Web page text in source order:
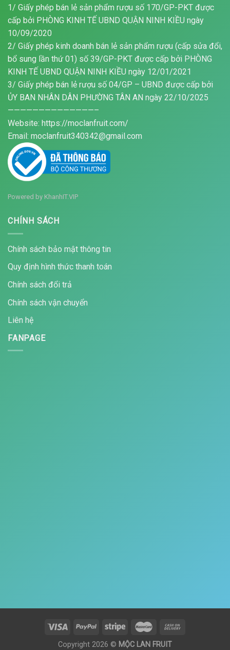
1/ Giấy phép bán lẻ sản phẩm rượu số 170/GP-PKT được
cấp bởi PHÒNG KINH TẾ UBND QUẬN NINH KIỀU ngày
10/09/2020
2/ Giấy phép kinh doanh bán lẻ sản phẩm rượu (cấp sửa đổi,
bổ sung lần thứ 01) số 39/GP-PKT được cấp bởi PHÒNG
KINH TẾ UBND QUẬN NINH KIỀU ngày 12/01/2021
3/ Giấy phép bán lẻ rượu số 04/GP – UBND được cấp bởi
ỦY BAN NHÂN DÂN PHƯỜNG TÂN AN ngày 22/10/2025
——————————————–
Website: https://moclanfruit.com/
Email: moclanfruit340342@gmail.com
Powered by KhanhIT.VIP
CHÍNH SÁCH
Chính sách bảo mật thông tin
Quy định hình thức thanh toán
Chính sách đổi trả
Chính sách vận chuyển
Liên hệ
FANPAGE
Copyright 2026 © MỘC LAN FRUIT